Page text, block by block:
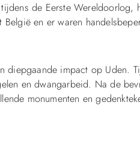
de Eerste
België en er waren
diepgaande impact op Uden.
en dwangarbeid. Na de
monumenten en